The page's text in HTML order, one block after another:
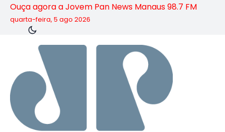
Ouça agora a Jovem Pan News Manaus 98.7 FM
quarta-feira, 5 ago 2026